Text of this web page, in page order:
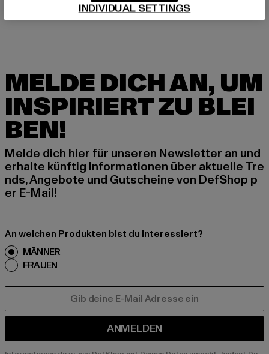
MELDE DICH AN, UM
INSPIRIERT ZU BLEI
BEN!
Melde dich hier für unseren Newsletter an und
erhalte künftig Informationen über aktuelle Tre
nds, Angebote und Gutscheine von DefShop p
er E-Mail!
An welchen Produkten bist du interessiert?
MÄNNER
FRAUEN
ANMELDEN
INDIVIDUAL SETTINGS